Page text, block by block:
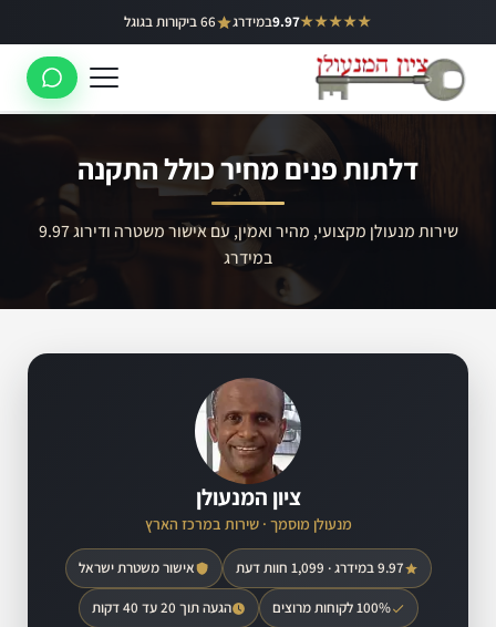
לתוכן
★★★★★
9.97במידרג 66 ביקורות בגוגל באר יעקב
ראשון לציון
לוד
רמלה
דלתות פנים מחיר כולל התקנה
שירות מנעולן מקצועי, מהיר ואמין, עם אישור משטרה ודירוג 9.97
במידרג
ציון המנעולן
מנעולן מוסמך · שירות במרכז הארץ
9.97 במידרג · 1,099 חוות דעת אישור משטרת ישראל
100% לקוחות מרוצים הגעה תוך 20 עד 40 דקות